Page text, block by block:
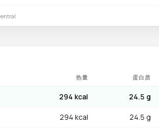
热量 蛋白质
294 kcal 24.5 g
294 kcal 24.5 g